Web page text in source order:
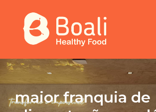
maior franquia de